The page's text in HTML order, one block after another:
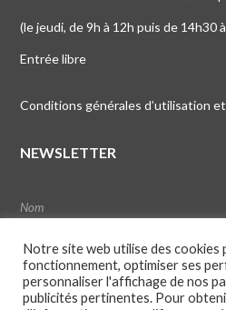
(le jeudi, de 9h à 12h puis de 14h30
Entrée libre
Conditions générales d’utilisation
NEWSLETTER
Notre site web utilise des cookies
fonctionnement, optimiser ses
personnaliser l'affichage de nos
publicités pertinentes. Pour